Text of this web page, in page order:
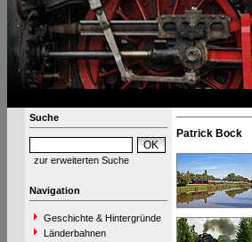
Suche
zur erweiterten Suche
Navigation
Geschichte & Hintergründe
Länderbahnen
Patrick Bock